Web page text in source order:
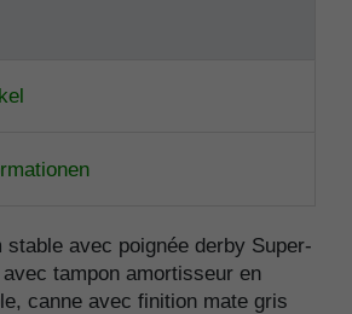
stable avec poignée derby Super-
tampon amortisseur en
canne avec finition mate gris